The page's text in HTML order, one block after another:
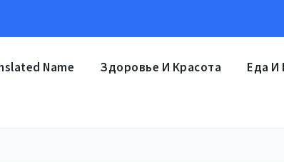
Name Здоровье И Красота Еда И